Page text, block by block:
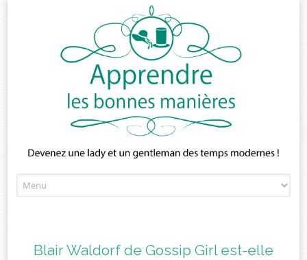
to
Blair Waldorf de Gossip Girl est-elle